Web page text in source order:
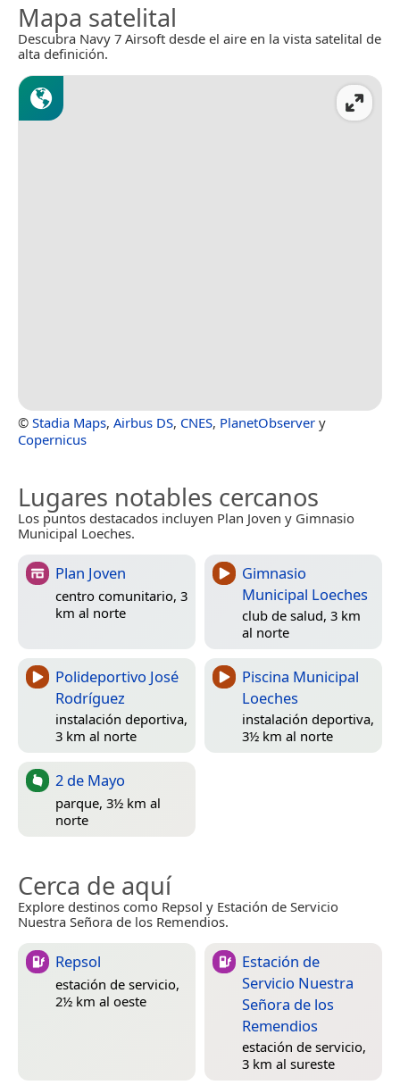
Mapa satelital
Descubra Navy 7 Airsoft desde el aire en la vista satelital de
alta definición.
© Stadia Maps, Airbus DS, CNES, PlanetObserver y
Copernicus
Lugares notables cercanos
Los puntos destacados incluyen Plan Joven y Gimnasio
Municipal Loeches.
Plan Joven
centro comunitario, 3
km al norte
Gimnasio
Municipal Loeches
club de salud, 3 km
al norte
Polideportivo José
Rodríguez
instalación deportiva,
3 km al norte
Piscina Municipal
Loeches
instalación deportiva,
3½ km al norte
2 de Mayo
parque, 3½ km al
norte
Cerca de aquí
Explore destinos como Repsol y Estación de Servicio
Nuestra Señora de los Remendios.
Repsol
estación de servicio,
2½ km al oeste
Estación de
Servicio Nuestra
Señora de los
Remendios
estación de servicio,
3 km al sureste